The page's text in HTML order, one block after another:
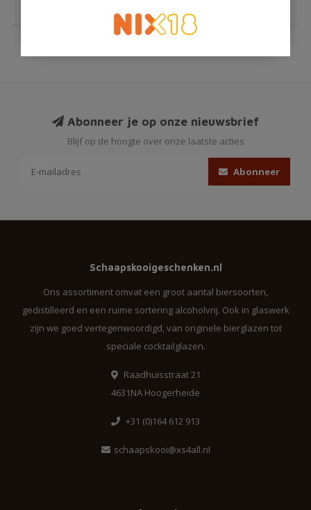
Abonneer je op onze nieuwsbrief
Blijf op de hoogte over onze laatste acties
Abonneer
Schaapskooigeschenken.nl
Ons assortiment omvat een groot aantal biersoorten,
gedistilleerd en een ruime sortering alcoholvrij. Ook in glaswerk
zijn we goed vertegenwoordigd, van originele bierglazen tot
speciale cocktailglazen.
Raadhuisstraat 21
4631NA Hoogerheide
+31 (0)164 612 913
schaapskooi@xs4all.nl